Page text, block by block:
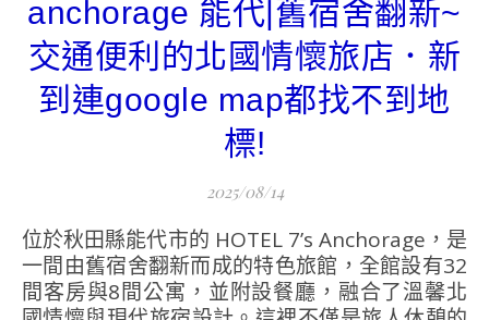
anchorage 能代|舊宿舍翻新~
交通便利的北國情懷旅店．新
到連google map都找不到地
標!
2025/08/14
位於秋田縣能代市的 HOTEL 7’s Anchorage，是
一間由舊宿舍翻新而成的特色旅館，全館設有32
間客房與8間公寓，並附設餐廳，融合了溫馨北